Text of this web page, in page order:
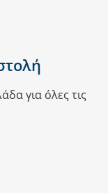
για όλες τις